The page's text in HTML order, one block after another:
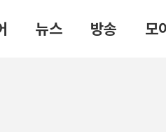
뉴스 방송 모